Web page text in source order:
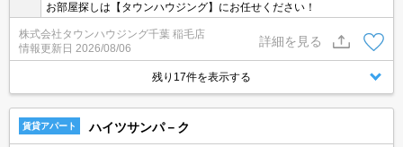
お部屋探しは【タウンハウジング】にお任せください！
株式会社タウンハウジング千葉 稲毛店
情報更新日 2026/08/06
詳細を見る
残り17件を表示する
賃貸アパート ハイツサンパ－ク